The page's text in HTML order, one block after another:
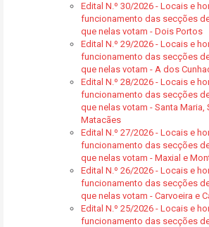
Edital N.º 30/2026 - Locais e
funcionamento das secções
que nelas votam - Dois Portos
Edital N.º 29/2026 - Locais e
funcionamento das secções
que nelas votam - A dos
Edital N.º 28/2026 - Locais e
funcionamento das secções
que nelas votam - Santa Maria,
Matacães
Edital N.º 27/2026 - Locais e
funcionamento das secções
que nelas votam - Maxial e
Edital N.º 26/2026 - Locais e
funcionamento das secções
que nelas votam - Carvoeira e
Edital N.º 25/2026 - Locais e
funcionamento das secções